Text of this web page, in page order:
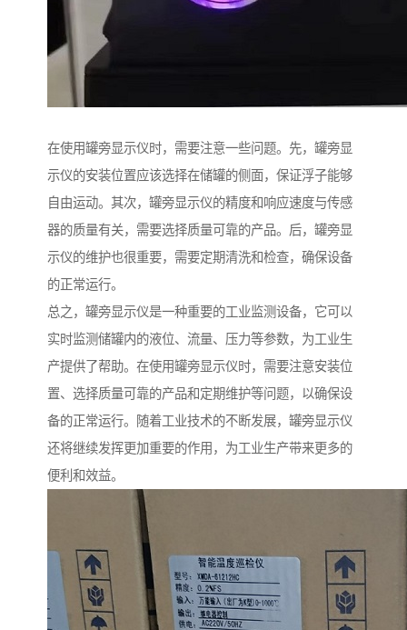
在使用罐旁显示仪时，需要注意一些问题。先，罐旁显
示仪的安装位置应该选择在储罐的侧面，保证浮子能够
自由运动。其次，罐旁显示仪的精度和响应速度与传感
器的质量有关，需要选择质量可靠的产品。后，罐旁显
示仪的维护也很重要，需要定期清洗和检查，确保设备
的正常运行。
总之，罐旁显示仪是一种重要的工业监测设备，它可以
实时监测储罐内的液位、流量、压力等参数，为工业生
产提供了帮助。在使用罐旁显示仪时，需要注意安装位
置、选择质量可靠的产品和定期维护等问题，以确保设
备的正常运行。随着工业技术的不断发展，罐旁显示仪
还将继续发挥更加重要的作用，为工业生产带来更多的
便利和效益。